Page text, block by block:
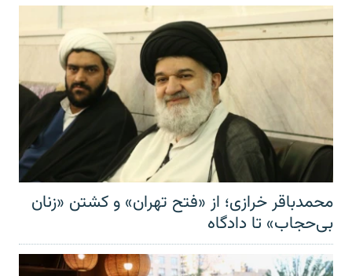
محمدباقر خرازی؛ از «فتح تهران» و کشتن «زنان
بی‌حجاب» تا دادگاه